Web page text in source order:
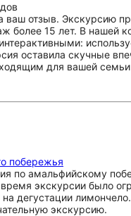
ваш отзыв. Экскурсию
более 15 лет. В нашей
оставила скучные
для вашей
побережья
по амальфийскому
экскурсии было
дегустации
экскурсию.